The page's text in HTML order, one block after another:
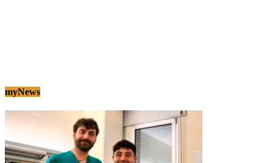
myNews